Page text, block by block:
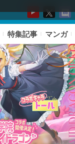
特集記事 マンガ